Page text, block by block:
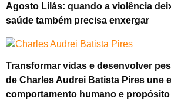
Agosto Lilás: quando a violência
saúde também precisa enxergar
Transformar vidas e desenvolver
de Charles Audrei Batista Pires une
comportamento humano e propósito